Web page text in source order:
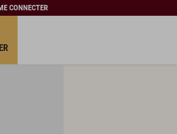
CONNECTER